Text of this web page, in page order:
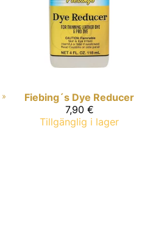
‪» Fiebing´s Dye Reducer
7,90 €
Tillgänglig i lager